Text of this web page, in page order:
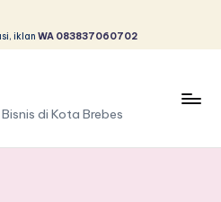
iklan WA 083837060702
di Kota Brebes